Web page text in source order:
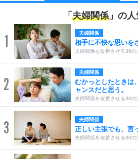
「 夫婦関係 」の
1 夫婦関係
相手に不快な思いを
夫婦関係を改善させる30の
2
夫婦関係
むかっとしたときは
ャンスだと思う。
夫婦関係を改善させる30の
3 夫婦関係
正しい主張でも、言
夫婦関係を改善させる30の